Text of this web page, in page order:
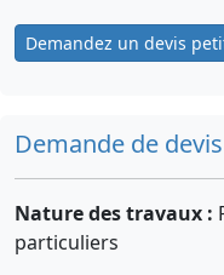
Demandez un devis
Demande de
Nature des travaux :
particuliers